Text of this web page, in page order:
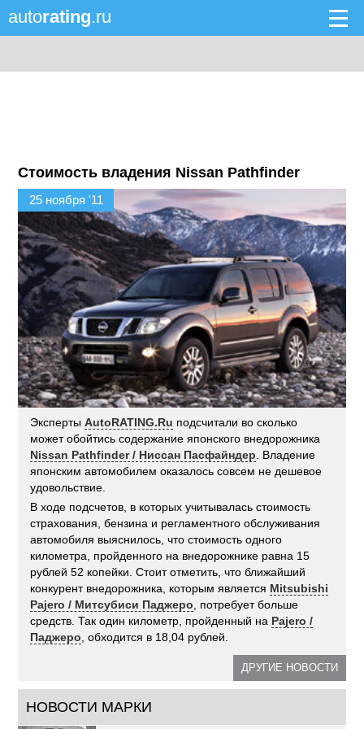
autorating.ru
Стоимость владения Nissan Pathfinder
25 ноября '11
ЭкспертыAutoRATING.Ru подсчитали во сколько
может обойтись содержание японского внедорожника
Nissan Pathfinder / Ниссан Пасфайндер . Владение
японским автомобилем оказалось совсем не дешевое
удовольствие.
В ходе подсчетов, в которых учитывалась стоимость
страхования, бензина и регламентного обслуживания
автомобиля выяснилось, что стоимость одного
километра, пройденного на внедорожнике равна 15
рублей 52 копейки. Стоит отметить, что ближайший
конкурент внедорожника, которым является Mitsubishi
Pajero / Митсубиси Паджеро , потребует больше
средств. Так один километр, пройденный на Pajero /
Паджеро , обходится в 18,04 рублей.
ДРУГИЕ НОВОСТИ
НОВОСТИ МАРКИ